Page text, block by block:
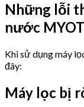
Những lỗi
nước
Khi sử dụng máy
đây:
Máy lọc bị